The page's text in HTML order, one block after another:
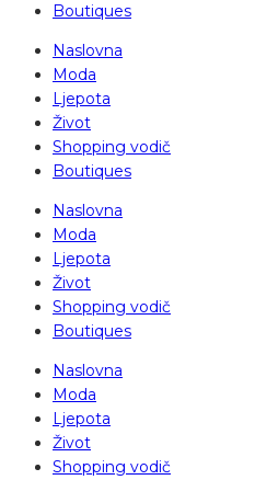
Boutiques
Naslovna
Moda
Ljepota
Život
Shopping vodič
Boutiques
Naslovna
Moda
Ljepota
Život
Shopping vodič
Boutiques
Naslovna
Moda
Ljepota
Život
Shopping vodič